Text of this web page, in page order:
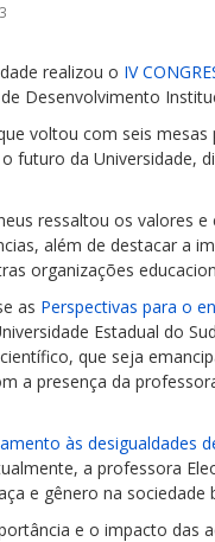
realizou o IV
Desenvolvimento
voltou com seis
futuro da Universidade,
ressaltou os valores
além de destacar a
organizações
as Perspectivas para o
Estadual do
que seja
a presença da
às desigualdades
a professora
e gênero na
e o impacto